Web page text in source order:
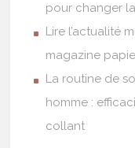
pour changer
Lire l’actualité
magazine
La routine de
homme :
collant